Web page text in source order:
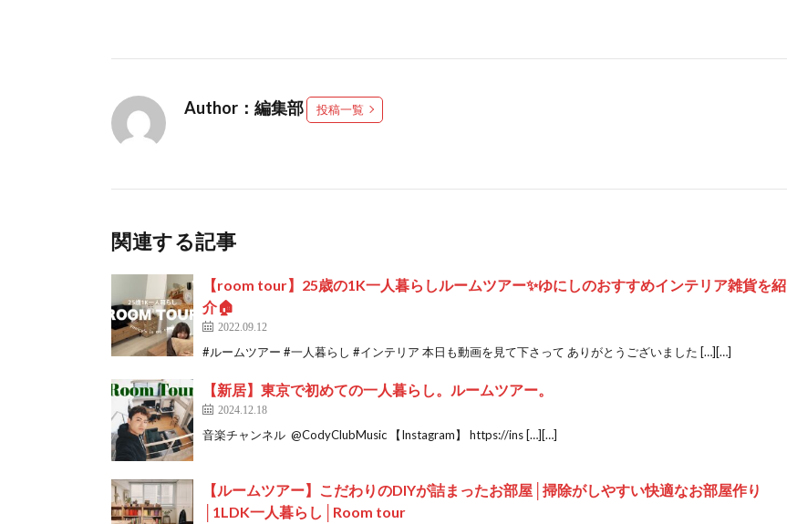
Author：編集部 投稿一覧
関連する記事
【room tour】25歳の1K一人暮らしルームツアー✨ゆにしのおすすめインテリア雑貨を紹
介🏠
2022.09.12
#ルームツアー #一人暮らし #インテリア 本日も動画を見て下さって ありがとうございました […][…]
【新居】東京で初めての一人暮らし。ルームツアー。
2024.12.18
音楽チャンネル ​⁠ ‪@CodyClubMusic 【Instagram】 https://ins […][…]
【ルームツアー】こだわりのDIYが詰まったお部屋│掃除がしやすい快適なお部屋作り
│1LDK一人暮らし│Room tour